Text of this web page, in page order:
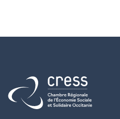
Retour à l'accueil